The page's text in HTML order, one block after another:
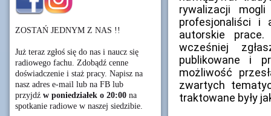
ZOSTAŃ JEDNYM Z NAS !!
Już teraz zgłoś się do nas i naucz się
radiowego fachu. Zdobądź cenne
doświadczenie i staż pracy. Napisz na
nasz adres e-mail lub na FB lub
przyjdź w poniedziałek o 20:00 na
spotkanie radiowe w naszej siedzibie.
rywalizacji
profesjonaliści i
autorskie
wcześniej
publikowane i
możliwość
zwartych
traktowane były